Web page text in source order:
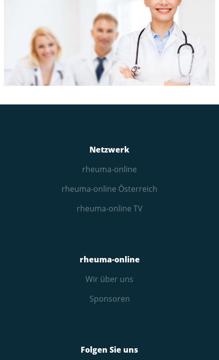
Netzwerk
rheuma-online
rheuma-online Österreich
rheuma-online TV
rheuma-online
Wir über uns
Sponsoren
Folgen Sie uns